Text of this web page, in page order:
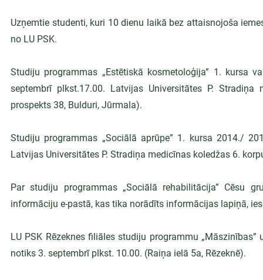
Uzņemtie studenti, kuri 10 dienu laikā bez attaisnojoša
no LU PSK.
Studiju programmas „Estētiskā kosmetoloģija” 1. kursa
septembrī plkst.17.00. Latvijas Universitātes P.
prospekts 38, Bulduri, Jūrmala).
Studiju programmas „Sociālā aprūpe” 1. kursa 2014./
Latvijas Universitātes P. Stradiņa medicīnas koledžas 6.
Par studiju programmas „Sociālā rehabilitācija” Cēsu
informāciju e-pastā, kas tika norādīts informācijas lapiņā,
LU PSK Rēzeknes filiāles studiju programmu
notiks 3. septembrī plkst. 10.00. (Raiņa ielā 5a, Rēzeknē).